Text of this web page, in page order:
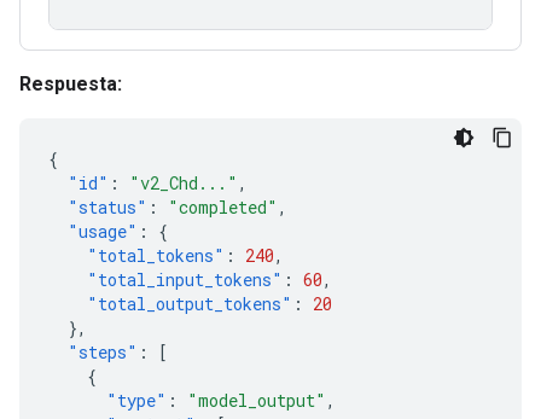
Respuesta:
{
"id" : "v2_Chd..." ,
"status" : "completed" ,
"usage" :
{
"total_tokens" : 240,
"total_input_tokens" : 60,
"total_output_tokens" :
20
},
"steps" :
[
{
"type" : "model_output" ,